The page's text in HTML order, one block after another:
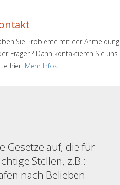
Sie Probleme mit der Anmeldung
Fragen? Dann kontaktieren Sie uns
hier. Mehr Infos...
Gesetze auf, die für
Stellen, z.B.:
nach Belieben